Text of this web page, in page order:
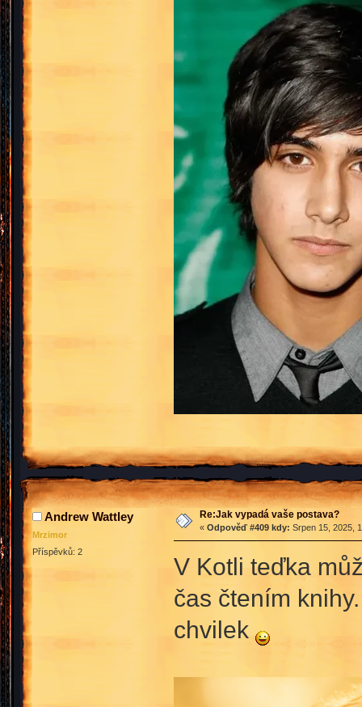
Andrew Wattley
Mrzimor
Příspěvků: 2
Re:Jak vypadá vaše postava?
« Odpověď #409 kdy: Srpen 15, 2025,
V Kotli teďka
čas čtením
chvilek